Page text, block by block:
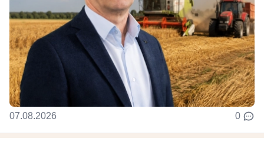
07.08.2026 0